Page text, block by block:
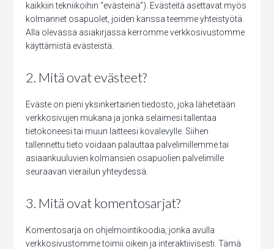
kaikkiin tekniikoihin “evästeinä”). Evästeitä asettavat myös
kolmannet osapuolet, joiden kanssa teemme yhteistyötä.
Alla olevassa asiakirjassa kerromme verkkosivustomme
käyttämistä evästeistä.
2. Mitä ovat evästeet?
Eväste on pieni yksinkertainen tiedosto, joka lähetetään
verkkosivujen mukana ja jonka selaimesi tallentaa
tietokoneesi tai muun laitteesi kovalevylle. Siihen
tallennettu tieto voidaan palauttaa palvelimillemme tai
asiaankuuluvien kolmansien osapuolien palvelimille
seuraavan vierailun yhteydessä.
3. Mitä ovat komentosarjat?
Komentosarja on ohjelmointikoodia, jonka avulla
verkkosivustomme toimii oikein ja interaktiivisesti. Tämä